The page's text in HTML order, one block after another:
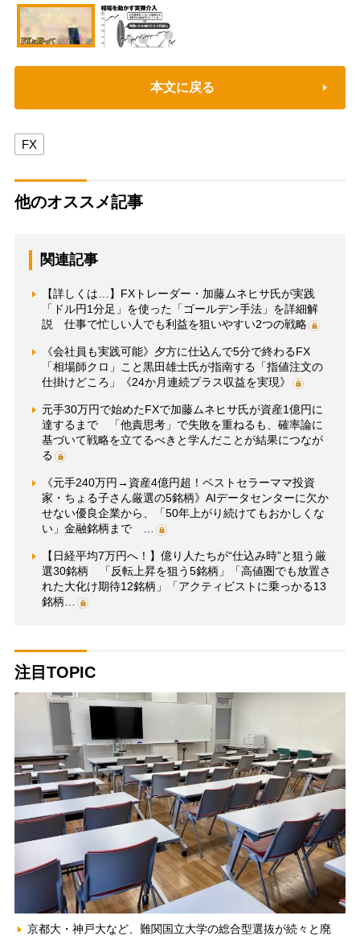
本文に戻る
FX
他のオススメ記事
関連記事
【詳しくは…】FXトレーダー・加藤ムネヒサ氏が実践
「ドル円1分足」を使った「ゴールデン手法」を詳細解
説 仕事で忙しい人でも利益を狙いやすい2つの戦略
《会社員も実践可能》夕方に仕込んで5分で終わるFX
「相場師クロ」こと黒田雄士氏が指南する「指値注文の
仕掛けどころ」《24か月連続プラス収益を実現》
元手30万円で始めたFXで加藤ムネヒサ氏が資産1億円に
達するまで 「他責思考」で失敗を重ねるも、確率論に
基づいて戦略を立てるべきと学んだことが結果につなが
る
《元手240万円→資産4億円超！ベストセラーママ投資
家・ちょる子さん厳選の5銘柄》AIデータセンターに欠か
せない優良企業から、「50年上がり続けてもおかしくな
い」金融銘柄まで …
【日経平均7万円へ！】億り人たちが“仕込み時”と狙う厳
選30銘柄 「反転上昇を狙う5銘柄」「高値圏でも放置さ
れた大化け期待12銘柄」「アクティビストに乗っかる13
銘柄…
注目TOPIC
京都大・神戸大など、難関国立大学の総合型選抜が続々と廃